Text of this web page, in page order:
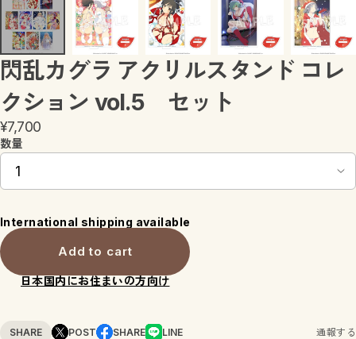
閃乱カグラ アクリルスタンド コレ
クション vol.5 セット
¥7,700
数量
International shipping available
Add to cart
日本国内にお住まいの方向け
SHARE POST SHARE LINE 通報する